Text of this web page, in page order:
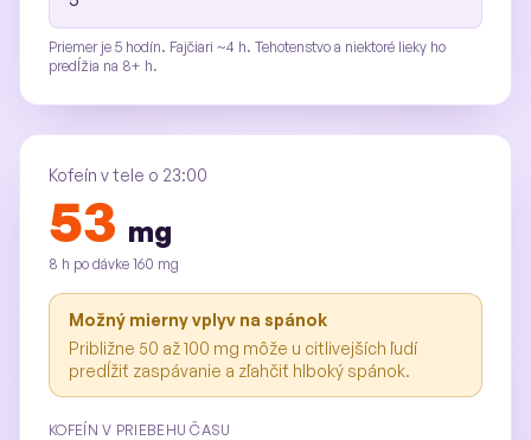
Priemer je 5 hodín. Fajčiari ~4 h. Tehotenstvo a niektoré lieky ho
predĺžia na 8+ h.
Kofeín v tele o 23:00
53 mg
8 h po dávke 160 mg
Možný mierny vplyv na spánok
Približne 50 až 100 mg môže u citlivejších ľudí
predĺžiť zaspávanie a zľahčiť hlboký spánok.
KOFEÍN V PRIEBEHU ČASU